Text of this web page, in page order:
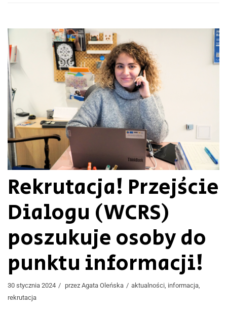
Rekrutacja! Przejście
Dialogu (WCRS)
poszukuje osoby do
punktu informacji!
30 stycznia 2024 przez Agata Oleńska aktualności, informacja,
rekrutacja